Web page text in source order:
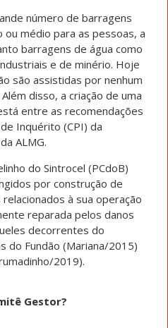
número de barragens
médio para as pessoas, a
barragens de água como
e de minério. Hoje
são assistidas por nenhum
disso, a criação de uma
entre as recomendações
Inquérito (CPI) da
ALMG.
do Sintrocel (PCdoB)
por construção de
à sua operação
reparada pelos danos
decorrentes do
do Fundão (Mariana/2015)
2019).
Gestor?